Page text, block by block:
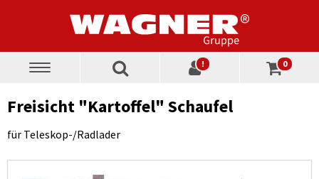
Toggle
! 0
Freisicht "Kartoffel" Schaufel
für Teleskop-/Radlader